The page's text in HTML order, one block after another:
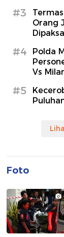
#3
Orang
#4
Polda
Vs
#5
Foto